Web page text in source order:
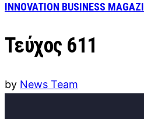
INNOVATION BUSINESS
Τεύχος 611
by News Team